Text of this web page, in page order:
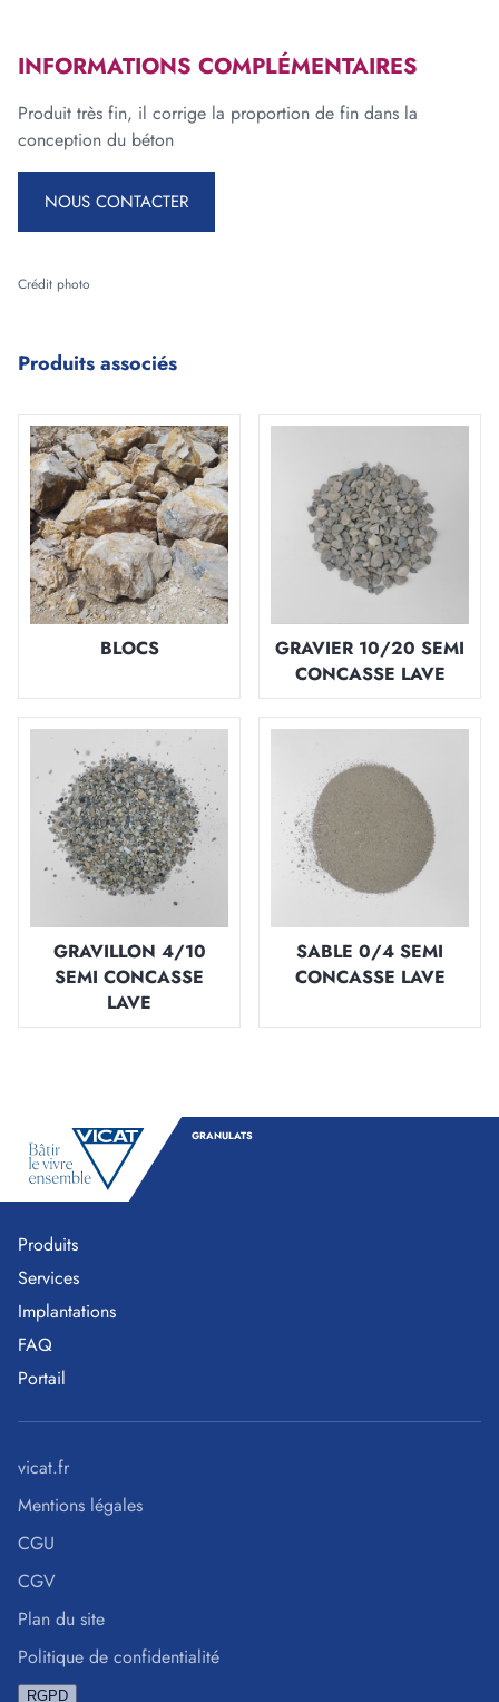
Crédit photo
INFORMATIONS COMPLÉMENTAIRES
Produit très fin, il corrige la proportion de fin dans la
conception du béton
NOUS CONTACTER
Produits associés
BLOCS
GRAVIER 10/20 SEMI
CONCASSE LAVE
GRAVILLON 4/10
SEMI CONCASSE
LAVE
SABLE 0/4 SEMI
CONCASSE LAVE
GRANULATS
Produits
Services
Implantations
FAQ
Portail
vicat.fr
Mentions légales
CGU
CGV
Plan du site
Politique de confidentialité
RGPD